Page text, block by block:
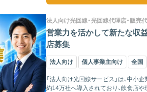
法人向け光回線・光回線代理店・販売
営業力を活かして新たな収
店募集
法人向け 個人事業主向け 全国
「法人向け光回線サービス」は、中
約14万社へ導入されており、飲食店や